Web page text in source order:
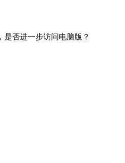
是否进一步访问电脑版？